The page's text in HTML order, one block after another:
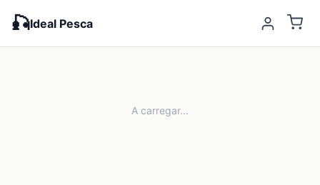
🎣Ideal Pesca
A carregar...